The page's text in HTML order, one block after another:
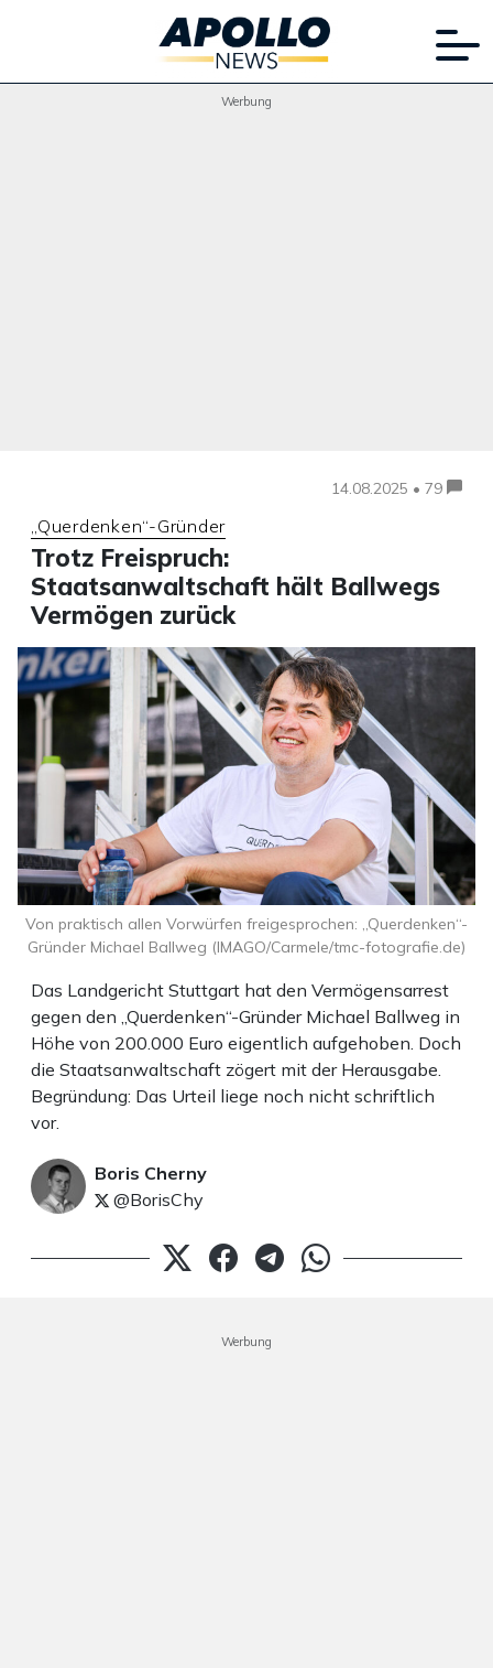
Werbung
14.08.2025 • 79
„Querdenken“-Gründer
Trotz Freispruch:
Staatsanwaltschaft hält Ballwegs
Vermögen zurück
Das Landgericht Stuttgart hat den Vermögensarrest
gegen den „Querdenken“-Gründer Michael Ballweg in
Höhe von 200.000 Euro eigentlich aufgehoben. Doch
die Staatsanwaltschaft zögert mit der Herausgabe.
Begründung: Das Urteil liege noch nicht schriftlich
vor.
Boris Cherny
@BorisChy
Von praktisch allen Vorwürfen freigesprochen: „Querdenken“-
Gründer Michael Ballweg (IMAGO/Carmele/tmc-fotografie.de)
Werbung